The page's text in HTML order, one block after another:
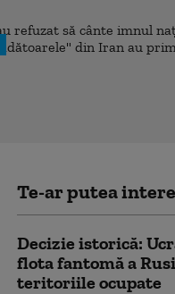
Te-ar putea
Decizie istorică:
flota fantomă a
teritoriile ocupate